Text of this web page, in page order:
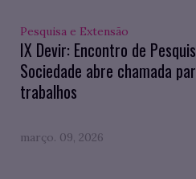
Pesquisa e Extensão
IX Devir: Encontro de
Sociedade abre chamada
trabalhos
março. 09, 2026